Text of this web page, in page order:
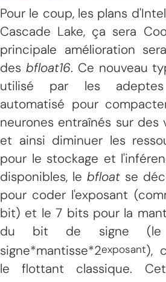
Pour le coup, les plans
Cascade Lake, ça sera
principale amélioration
des bfloat16. Ce nouveau
utilisé par les adeptes
automatisé pour
neurones entraînés sur des
et ainsi diminuer les
pour le stockage et
disponibles, le bfloat se
pour coder l'exposant
bit) et le 7 bits pour la
du bit de signe (le
signe*mantisse*2exposant),
le flottant classique.